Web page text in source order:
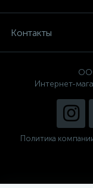
Контакты
Интернет-
Политика